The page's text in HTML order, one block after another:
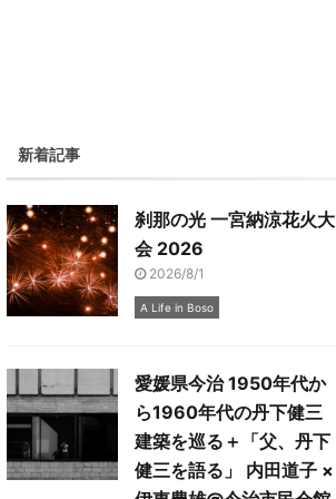
新着記事
刹那の光 一宮納涼花火大
会 2026
2026/8/1
A Life in Boso
愛媛県今治 1950年代か
ら1960年代の丹下健三
建築を巡る＋「父、丹下
健三を語る」 内田道子 ×